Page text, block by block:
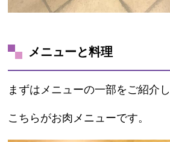
メニューと料理
まずはメニューの一部をご紹介し
こちらがお肉メニューです。